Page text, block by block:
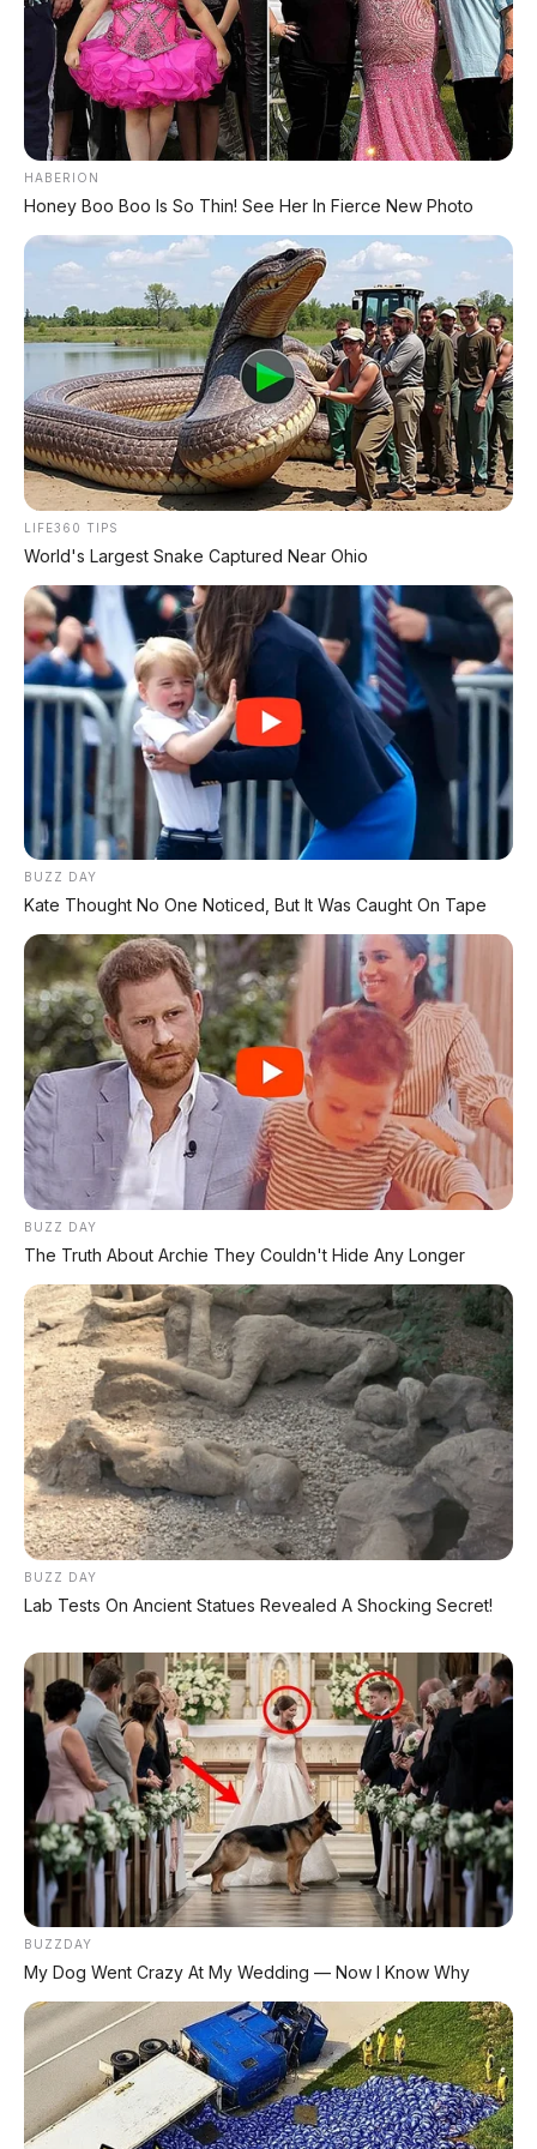
REKOMENDASI UNTUK ANDA
⚡ Xpeng G9L: SUV Full-Size Premium
dengan AI VLA 2.0 Siap Meluncur di
Indonesia Akhir 2026
⚡ GAC Trumpchi Yue 7: SUV Off-Road
PHEV Boxy Alias Defender Siap
Meluncur
⚡ Deepal L06: Sedan D-Segment dengan
Suspensi Supercar & Range 1.505 Km
dengan AI 1.500 TOPS Siap Masuk
Indonesia?
⚡ Xiaomi SkyNomad N90: SUV EREV
Premium dengan Range 1.705 Km
⚡ Chery Tiggo 5 Sport: SUV Kompak
Sporty 156 HP dengan Chip Snapdragon
8155
⚡ BAIC T1 Resmi Dipamerkan di GIIAS
2026: Hatchback EV Premium dengan
V2L 3.500 Watt dan Range 425 Km
⚡ Leapmotor C10 Resmi di GIIAS 2026:
SUV Listrik Premium Rakitan Lokal Mulai
Rp598 Juta
⚡ Hongqi G919: SUV Mewah Tangguh
EREV 831 HP Siap Menantang G-Class
⚡ Leapmotor C10 Resmi Dipamerkan di
GIIAS 2026: MPV Listrik Cerdas dengan
800V Fast Charging
PROMO TERBATAS!
MILIKI MOBIL IMPIAN
KREDIT MOBIL
✔ TANPA DP
✔ GRATIS ANGSURAN 1X
✔ GRATIS BALIK NAMA
CEK UNIT SEKARANG
PROMO MINGGU INI
KREDIT MOTOR
SEMUA MEREK
DP MULAI
100RBNETT
HABERION
Honey Boo Boo Is So Thin! See Her In Fierce New Photo
LIFE360 TIPS
World's Largest Snake Captured Near Ohio
BUZZ DAY
Kate Thought No One Noticed, But It Was Caught On Tape
BUZZ DAY
The Truth About Archie They Couldn't Hide Any Longer
BUZZ DAY
Lab Tests On Ancient Statues Revealed A Shocking Secret!
BUZZDAY
My Dog Went Crazy At My Wedding — Now I Know Why